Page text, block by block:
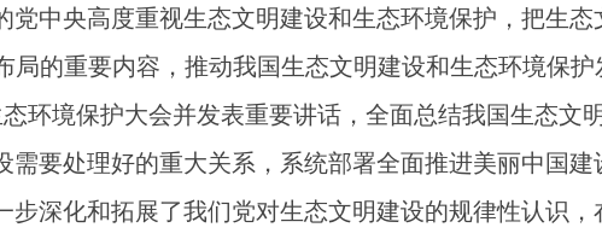
中央高度重视生态文明建设和生态环境保护，把生态
局的重要内容，推动我国生态文明建设和生态环境保
环境保护大会并发表重要讲话，全面总结我国生态文
要处理好的重大关系，系统部署全面推进美丽中国
步深化和拓展了我们党对生态文明建设的规律性认识